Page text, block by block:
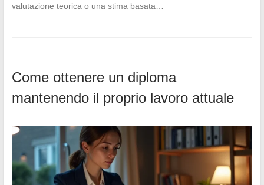
valutazione teorica o una stima basata…
Come ottenere un diploma
mantenendo il proprio lavoro attuale